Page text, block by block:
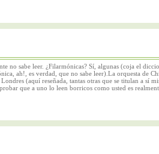
no sabe leer. ¿Filarmónicas? Sí, algunas (coja el
ah!, es verdad, que no sabe leer).La orquesta de
(aquí reseñada, tantas otras que se titulan a sí
que a uno lo leen borricos como usted es